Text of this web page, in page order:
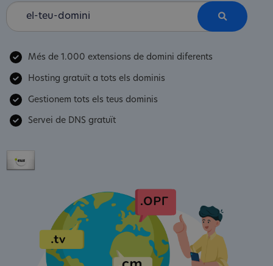
Més de 1.000 extensions de domini diferents
Hosting gratuït a tots els dominis
Gestionem tots els teus dominis
Servei de DNS gratuït